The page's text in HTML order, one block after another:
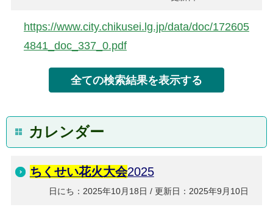
https://www.city.chikusei.lg.jp/data/doc/172605
4841_doc_337_0.pdf
カレンダー
ちくせい花火大会2025
日にち：2025年10月18日 / 更新日：2025年9月10日